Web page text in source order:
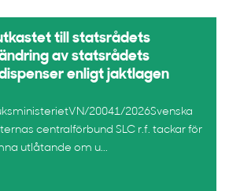
till statsrådets
av statsrådets
enligt jaktlagen
20041/2026Svenska
centralförbund SLC r.f. tackar för
utlåtande om u...